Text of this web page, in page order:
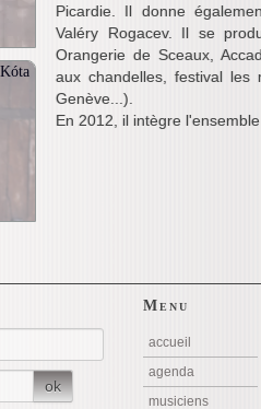
Picardie. Il donne
Valéry Rogacev. Il se
Orangerie de Sceaux,
aux chandelles, festival les
Genève...).
En 2012, il intègre
ok
Menu
accueil
agenda
musiciens